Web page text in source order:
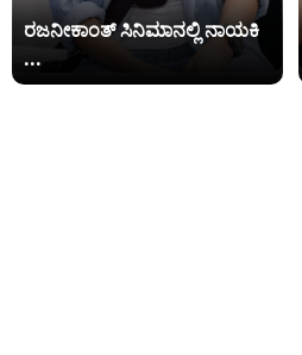
ರಜನೀಕಾಂತ್ ಸಿನಿಮಾನಲ್ಲಿ ನಾಯಕಿ
...